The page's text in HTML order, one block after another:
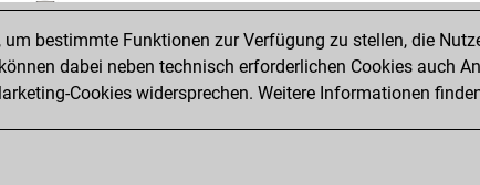
You achieved a new Elo of 1615
You created your Fritz account
bestimmte Funktionen zur Verfügung zu stellen, die
dabei neben technisch erforderlichen Cookies auch
Cookies widersprechen. Weitere Informationen